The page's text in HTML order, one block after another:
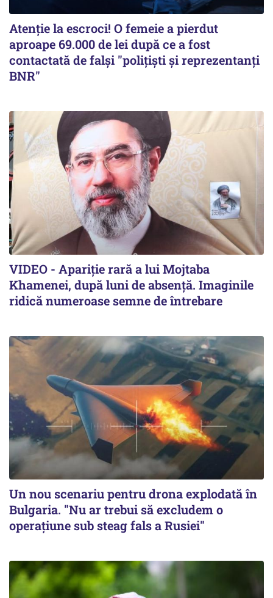
Atenție la escroci! O femeie a pierdut
aproape 69.000 de lei după ce a fost
contactată de falși "polițiști și reprezentanți
BNR"
VIDEO - Apariție rară a lui Mojtaba
Khamenei, după luni de absență. Imaginile
ridică numeroase semne de întrebare
Un nou scenariu pentru drona explodată în
Bulgaria. "Nu ar trebui să excludem o
operațiune sub steag fals a Rusiei"